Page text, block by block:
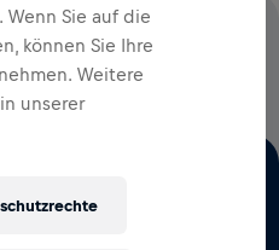
FLIESSEN IN DIE R
Sie auf die
können Sie Ihre
Weitere
unserer